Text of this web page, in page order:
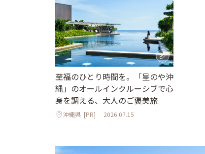
至福のひとり時間を。「星のや沖
縄」のオールインクルーシブで心
身を調える、大人のご褒美旅
沖縄県 [PR] 2026.07.15